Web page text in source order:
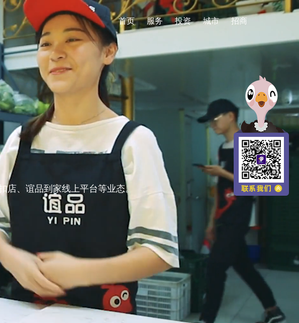
首页 服务 投资 城市 招商
、谊品到家线上平台等业态。